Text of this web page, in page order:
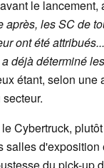
le
les SC de
ont été
a déjà déterminé
étant, selon une
Cybertruck,